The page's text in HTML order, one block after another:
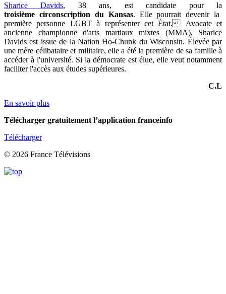
Sharice Davids, 38 ans, est candidate pour la
troisième circonscription du Kansas. Elle pourrait devenir la
première personne LGBT à représenter cet État. Avocate et
ancienne championne d'arts martiaux mixtes (MMA), Sharice
Davidsest issue de la Nation Ho-Chunk du Wisconsin. Élevée par
une mère célibataire et militaire, elle a été la première de sa famille à
accéder à l'université. Si la démocrate est élue, elle veut notamment
faciliter l'accès aux études supérieures.
C.L
En savoir plus
Télécharger gratuitement l’application franceinfo
Télécharger
© 2026 France Télévisions